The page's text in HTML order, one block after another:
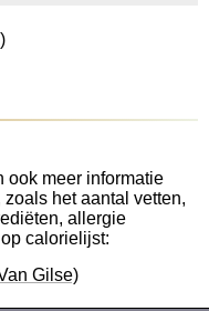
ook meer informatie
het aantal vetten,
allergie
calorielijst:
Gilse)